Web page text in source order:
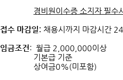
경비원이수증 소지자 필수
접수 마감일: 채용시까지 마감시간 24
임금조건: 월급 2,000,000이상
기본급 기준
상여금0%(미포함)